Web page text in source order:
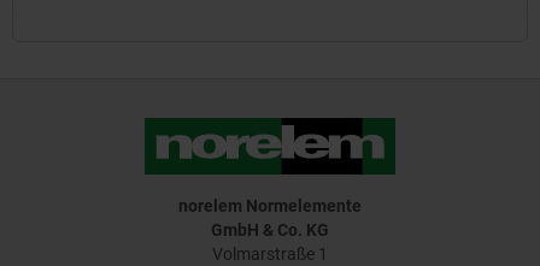
norelem Normelemente
GmbH & Co. KG
Volmarstraße 1